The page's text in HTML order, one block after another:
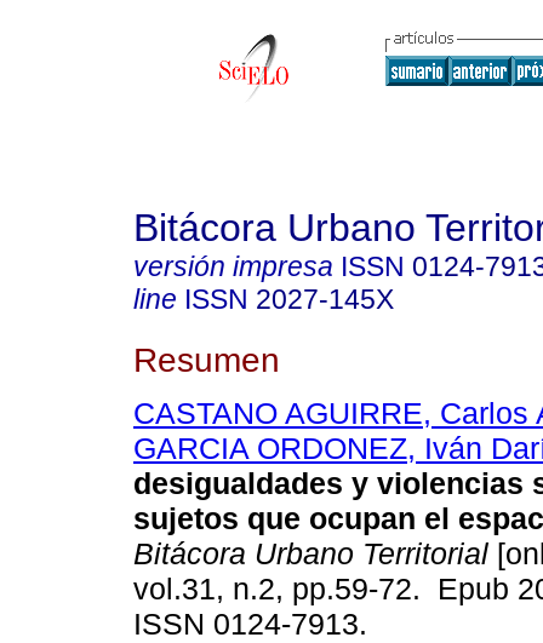
Bitácora Urbano
versión impresa ISSN 0124-
line ISSN 2027-145X
Resumen
CASTANO AGUIRRE, Carlos
GARCIA ORDONEZ, Iván
desigualdades y violencias
sujetos que ocupan el
Bitácora Urbano Territorial
vol.31, n.2, pp.59-72. Epub
ISSN 0124-7913.